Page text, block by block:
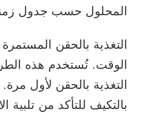
المحلول حسب جدول
التغذية بالحقن المستمرة
الوقت. تُستخدم هذه
التغذية بالحقن لأول
بالتكيف للتأكد من تلبية